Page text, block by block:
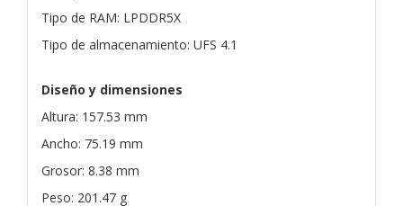
Tipo de RAM: LPDDR5X
Tipo de almacenamiento: UFS 4.1
Diseño y dimensiones
Altura: 157.53 mm
Ancho: 75.19 mm
Grosor: 8.38 mm
Peso: 201.47 g